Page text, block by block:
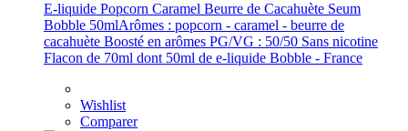
E-liquide Popcorn Caramel Beurre de Cacahuète Seum
Bobble 50mlArômes : popcorn - caramel - beurre de
cacahuète Boosté en arômes PG/VG : 50/50 Sans nicotine
Flacon de 70ml dont 50ml de e-liquide Bobble - France
Wishlist
Comparer